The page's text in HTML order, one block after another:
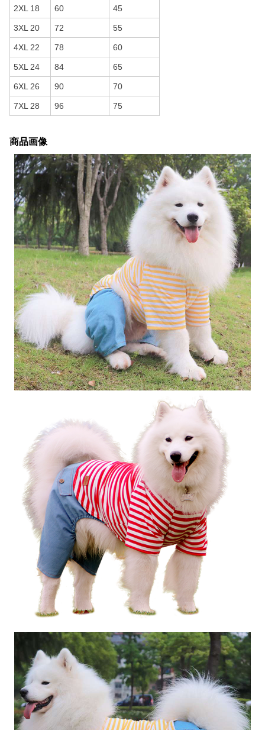
2XL 18 60 45
3XL 20 72 55
4XL 22 78 60
5XL 24 84 65
6XL 26 90 70
7XL 28 96 75
商品画像